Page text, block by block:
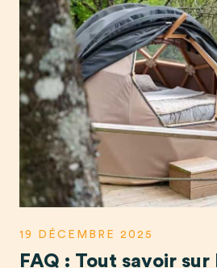
19 DÉCEMBRE 2025
FAQ : Tout savoir